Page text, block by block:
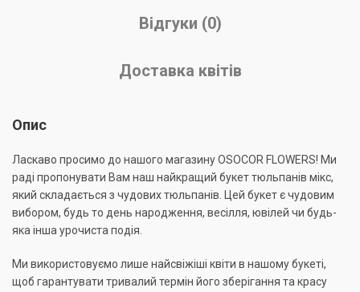
Відгуки (0)
Доставка квітів
Опис
Ласкаво просимо до нашого магазину OSOCOR FLOWERS! Ми
раді пропонувати Вам наш найкращий букет тюльпанів мікс,
який складається з чудових тюльпанів. Цей букет є чудовим
вибором, будь то день народження, весілля, ювілей чи будь-
яка інша урочиста подія.
Ми використовуємо лише найсвіжіші квіти в нашому букеті,
щоб гарантувати тривалий термін його зберігання та красу